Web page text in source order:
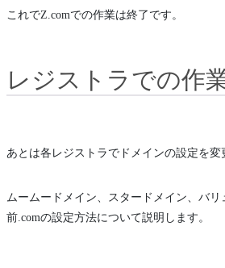
これでZ.comでの作業は終了です。
レジストラでの作
あとは各レジストラでドメインの設定を変
ムームードメイン、スタードメイン、バリ
前.comの設定方法について説明します。